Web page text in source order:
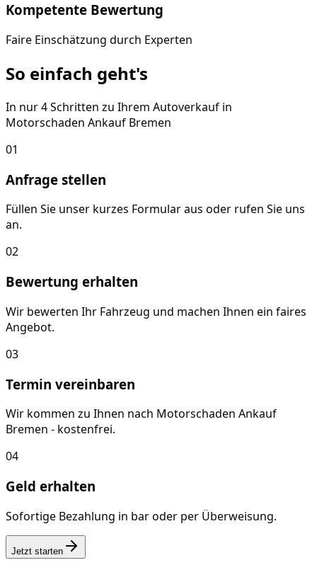
Kompetente Bewertung
Faire Einschätzung durch Experten
So einfach geht's
In nur 4 Schritten zu Ihrem Autoverkauf in
Motorschaden Ankauf Bremen
01
Anfrage stellen
Füllen Sie unser kurzes Formular aus oder rufen Sie uns
an.
02
Bewertung erhalten
Wir bewerten Ihr Fahrzeug und machen Ihnen ein faires
Angebot.
03
Termin vereinbaren
Wir kommen zu Ihnen nach Motorschaden Ankauf
Bremen - kostenfrei.
04
Geld erhalten
Sofortige Bezahlung in bar oder per Überweisung.
Jetzt starten